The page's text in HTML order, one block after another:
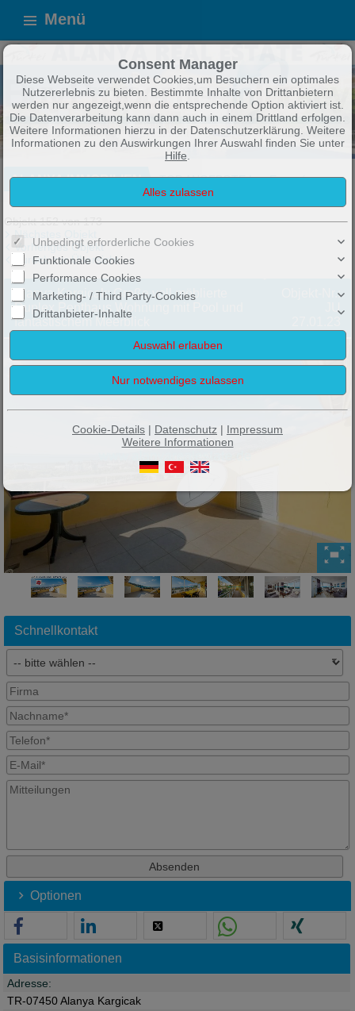
Menü
ALANYA IMMOBILIEN TOP ANGEBOTE ! Exposé
Objekt 152 von 173
Nächstes Objekt
Vorheriges Objekt
Zurück zur Übersicht
Alanya Kargicak: Große voll möblierte
Duplex Penthaus Wohnung mit Pool und
fantastischem Meerblick
Objekt-Nr.:
JU
Schnellkontakt
Optionen
Basisinformationen
Adresse:
TR-07450 Alanya Kargicak
Consent Manager
Diese Webseite verwendet Cookies,um Besuchern ein optimales
Nutzererlebnis zu bieten. Bestimmte Inhalte von Drittanbietern
werden nur angezeigt,wenn die entsprechende Option aktiviert ist.
Die Datenverarbeitung kann dann auch in einem Drittland erfolgen.
Weitere Informationen hierzu in der Datenschutzerklärung. Weitere
Informationen zu den Auswirkungen Ihrer Auswahl finden Sie unter
Hilfe
Unbedingt erforderliche Cookies
Funktionale Cookies
Performance Cookies
Marketing- / Third Party-Cookies
Drittanbieter-Inhalte
Cookie-Details | Datenschutz | Impressum
Weitere Informationen